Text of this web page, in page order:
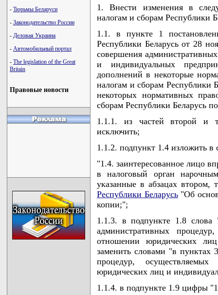
- Тюрьмы Беларуси
- Законодательство России
- Деловая Украина
- Автомобильный портал
- The legislation of the Great
Britain
Правовые новости
1. Внести изменения в
налогам и сборам Республики
1.1. в пункте 1
Республики Беларусь от 28
совершения
и индивидуальных
дополнений в некоторые
налогам и сборам Республики
некоторых нормативных
сборам Республики Беларусь
1.1.1. из частей второй и
исключить;
1.1.2. подпункт 1.4 изложить
"1.4. заинтересованное лицо
в налоговый орган
указанные в абзацах втором,
Республики Беларусь"Об
копии;";
1.1.3. в подпункте 1.8
административных
отношении юридических
заменить словами "в пунктах
процедур,
юридических лиц и
1.1.4. в подпункте 1.9 цифры